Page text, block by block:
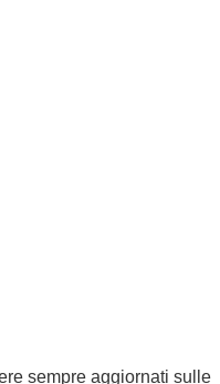
sempre aggiornati sulle